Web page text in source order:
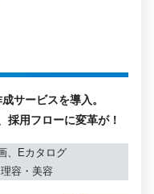
サービスを導入。
採用フローに変革が！
、Eカタログ
容・美容